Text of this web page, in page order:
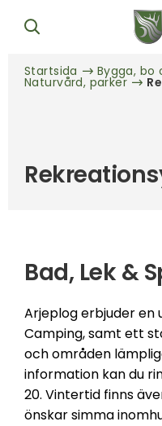
Startsida Bygga, bo
Naturvård, parker
Bad, Lek &
Arjeplog erbjuder en
Camping, samt ett
och områden
information kan du
20. Vintertid finns
önskar simma